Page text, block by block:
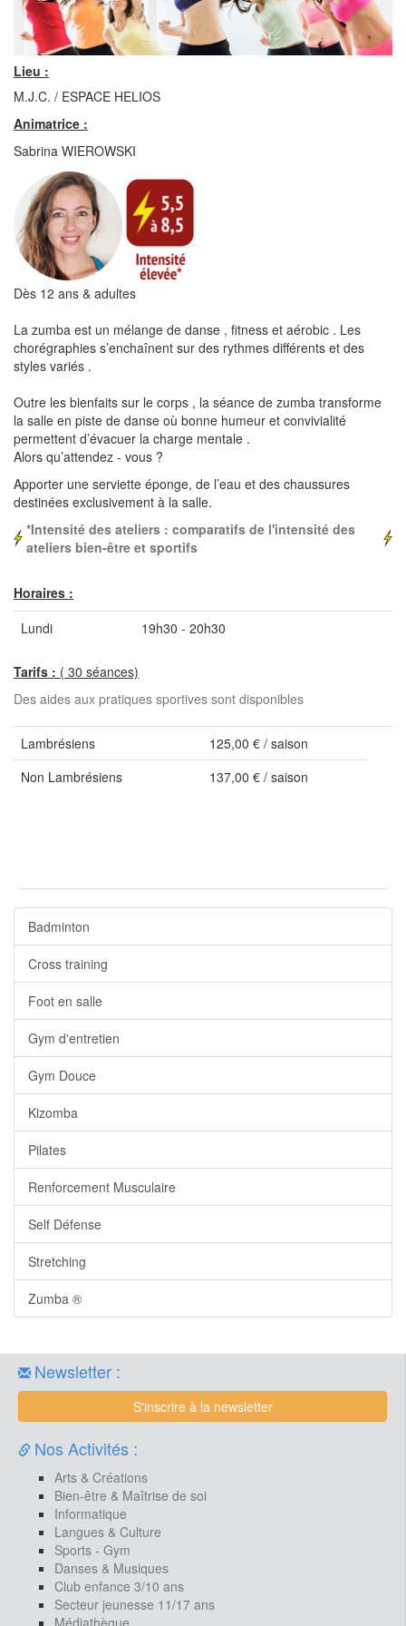
Lieu :
M.J.C. / ESPACE HELIOS
Animatrice :
Sabrina WIEROWSKI
Dès 12 ans & adultes
La zumba est un mélange de danse , fitness et aérobic . Les
chorégraphies s’enchaînent sur des rythmes différents et des
styles variés .
Outre les bienfaits sur le corps , la séance de zumba transforme
la salle en piste de danse où bonne humeur et convivialité
permettent d’évacuer la charge mentale .
Alors qu’attendez - vous ?
Apporter une serviette éponge, de l’eau et des chaussures
destinées exclusivement à la salle.
*Intensité des ateliers : comparatifs de l'intensité des
ateliers bien-être et sportifs
Horaires :
Lundi
19h30 - 20h30
Tarifs : ( 30 séances)
​​Des aides aux pratiques sportives sont disponibles
Lambrésiens
125,00 € / saison
Non Lambrésiens
137,00 € / saison
Badminton
Cross training
Foot en salle
Gym d'entretien
Gym Douce
Kizomba
Pilates
Renforcement Musculaire
Self Défense
Stretching
Zumba ®
Newsletter :
S'inscrire à la newsletter
Nos Activités :
Arts & Créations
Bien-être & Maîtrise de soi
Informatique
Langues & Culture
Sports - Gym
Danses & Musiques
Club enfance 3/10 ans
Secteur jeunesse 11/17 ans